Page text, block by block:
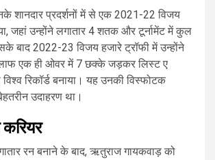
शानदार प्रदर्शनों में से एक 2021-22 विजय
जहां उन्होंने लगातार 4 शतक और टूर्नामेंट में कुल
बाद 2022-23 विजय हजारे ट्रॉफी में उन्होंने
एक ही ओवर में 7 छक्के जड़कर लिस्ट ए
रिकॉर्ड बनाया। यह उनकी विस्फोटक
उदाहरण था।
करियर
रन बनाने के बाद, ऋतुराज गायकवाड़ को